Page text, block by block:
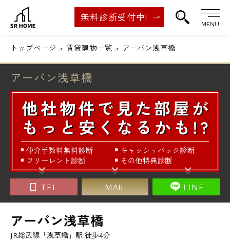
無料診断受付中!
MENU
トップページ 賃貸建物一覧 アーバン浅草橋
アーバン浅草橋
TEL MAIL LINE
アーバン浅草橋
JR総武線「浅草橋」駅 徒歩4分